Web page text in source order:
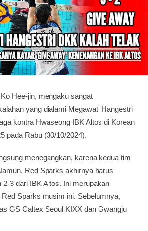
Hee-jin, mengaku sangat
yang dialami Megawati Hangestri
kontra Hwaseong IBK Altos di Korean
pada Rabu (30/10/2024).
menegangkan, karena kedua tim
Red Sparks akhirnya harus
2-3 dari IBK Altos. Ini merupakan
Red Sparks musim ini. Sebelumnya,
GS Caltex Seoul KIXX dan Gwangju